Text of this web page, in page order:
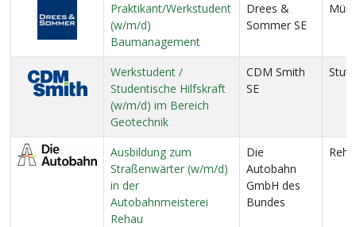
Praktikant/Werkstudent
(w/m/d)
Baumanagement
Drees &
Sommer SE
Werkstudent /
Studentische Hilfskraft
(w/m/d) im Bereich
Geotechnik
CDM Smith
SE
Ausbildung zum
Straßenwärter (w/m/d)
in der
Autobahnmeisterei
Rehau
Die
Autobahn
GmbH des
Bundes